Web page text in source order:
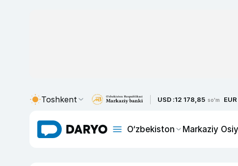
Toshkent USD :12 178,85 so'm EUR
O‘zbekiston Markaziy